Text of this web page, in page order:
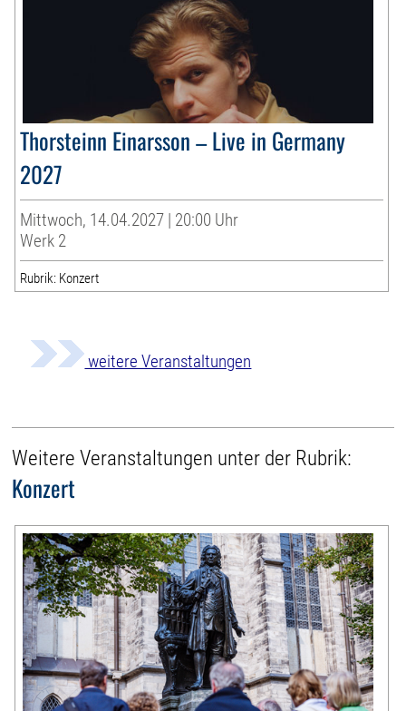
Thorsteinn Einarsson – Live in Germany
2027
Mittwoch, 14.04.2027 | 20:00 Uhr
Werk 2
Rubrik: Konzert
weitere Veranstaltungen
Weitere Veranstaltungen unter der Rubrik:
Konzert